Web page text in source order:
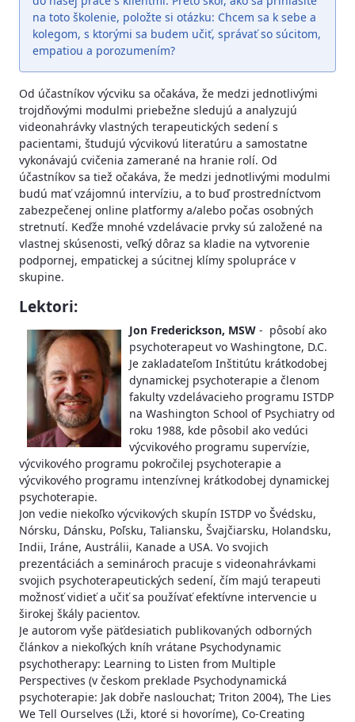
na toto školenie, položte si otázku: Chcem sa k sebe a
kolegom, s ktorými sa budem učiť, správať so súcitom,
empatiou a porozumením?
Od účastníkov výcviku sa očakáva, že medzi jednotlivými
trojdňovými modulmi priebežne sledujú a analyzujú
videonahrávky vlastných terapeutických sedení s
pacientami, študujú výcvikovú literatúru a samostatne
vykonávajú cvičenia zamerané na hranie rolí. Od
účastníkov sa tiež očakáva, že medzi jednotlivými modulmi
budú mať vzájomnú intervíziu, a to buď prostredníctvom
zabezpečenej online platformy a/alebo počas osobných
stretnutí. Keďže mnohé vzdelávacie prvky sú založené na
vlastnej skúsenosti, veľký dôraz sa kladie na vytvorenie
podpornej, empatickej a súcitnej klímy spolupráce v
skupine.
Lektori:
Jon Frederickson, MSW - pôsobí ako
psychoterapeut vo Washingtone, D.C.
Je zakladateľom Inštitútu krátkodobej
dynamickej psychoterapie a členom
fakulty vzdelávacieho programu ISTDP
na Washington School of Psychiatry od
roku 1988, kde pôsobil ako vedúci
výcvikového programu supervízie,
výcvikového programu pokročilej psychoterapie a
výcvikového programu intenzívnej krátkodobej dynamickej
psychoterapie.
Jon vedie niekoľko výcvikových skupín ISTDP vo Švédsku,
Nórsku, Dánsku, Poľsku, Taliansku, Švajčiarsku, Holandsku,
Indii, Iráne, Austrálii, Kanade a USA. Vo svojich
prezentáciách a seminároch pracuje s videonahrávkami
svojich psychoterapeutických sedení, čím majú terapeuti
možnosť vidieť a učiť sa používať efektívne intervencie u
širokej škály pacientov.
Je autorom vyše päťdesiatich publikovaných odborných
článkov a niekoľkých kníh vrátane Psychodynamic
psychotherapy: Learning to Listen from Multiple
Perspectives (v českom preklade Psychodynamická
psychoterapie: Jak dobře naslouchat; Triton 2004), The Lies
We Tell Ourselves (Lži, ktoré si hovoríme), Co-Creating